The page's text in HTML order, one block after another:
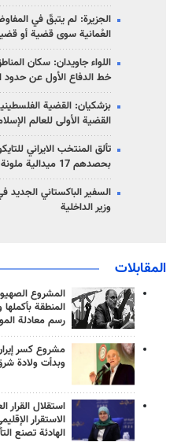
الجزيرة: لم يتبقّ في
العُمانية سوى قضية أو
اللواء جاويدان: سكان
خط الدفاع الأول عن حدود
بزشكيان: القضية
القضية الأولى للعالم
تألق المنتخب الايراني
بحصدهم 17 ميدالية ملونة
السفير الباكستاني الجديد
وزير الداخلية
المقابلات
المشروع
المنطقة
رسم معادلة
مشروع كسر
وبدأت ولادة
استقلال القرار
الاستقرار
الهادئة تصنع